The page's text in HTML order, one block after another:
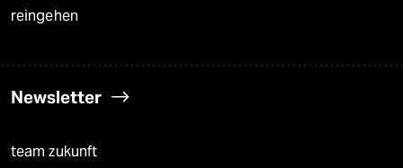
reingehen
Newsletter
team zukunft